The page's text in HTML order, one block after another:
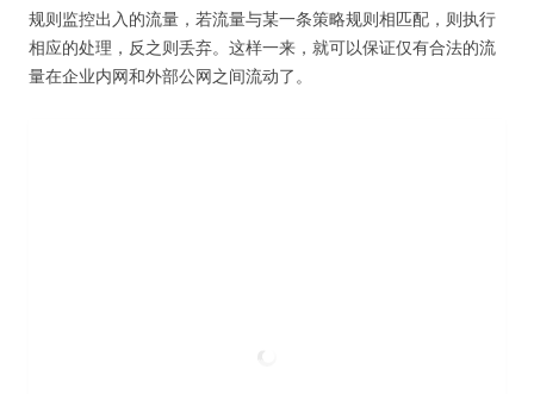
规则监控出入的流量，若流量与某一条策略规则相匹配，则执行
相应的处理，反之则丢弃。这样一来，就可以保证仅有合法的流
量在企业内网和外部公网之间流动了。